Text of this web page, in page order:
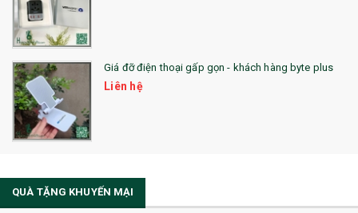
SẢN PHẨM ĐÃ THỰC HIỆN
QUÀ TẶNG SỨC KHỎE
SẢN PHẨM MỚI 2021
Sổ Sạc Đa Năng
La Fonte
Giá đỡ điện thoại gấp gọn - khách hàng byte plus
Liên hệ
QUÀ TẶNG KHUYẾN MẠI